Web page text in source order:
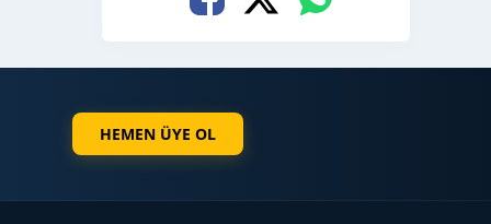
HEMEN ÜYE OL